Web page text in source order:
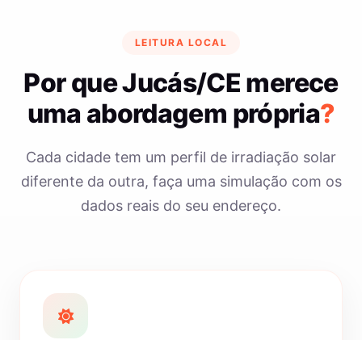
LEITURA LOCAL
Por que Jucás/CE merece
uma abordagem própria?
Cada cidade tem um perfil de irradiação solar
diferente da outra, faça uma simulação com os
dados reais do seu endereço.